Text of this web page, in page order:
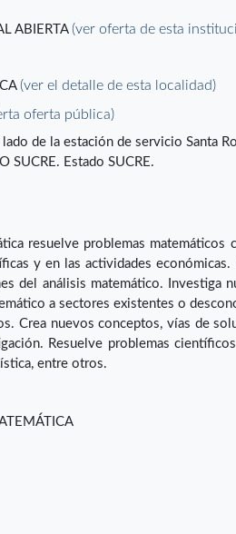
ABIERTA(ver oferta de esta
(ver el detalle de esta localidad)
oferta pública)
de la estación de servicio Santa
SUCRE. Estado SUCRE.
resuelve problemas matemáticos
y en las actividades
del análisis matemático. Investiga
a sectores existentes o
Crea nuevos conceptos, vías de
Resuelve problemas
entre otros.